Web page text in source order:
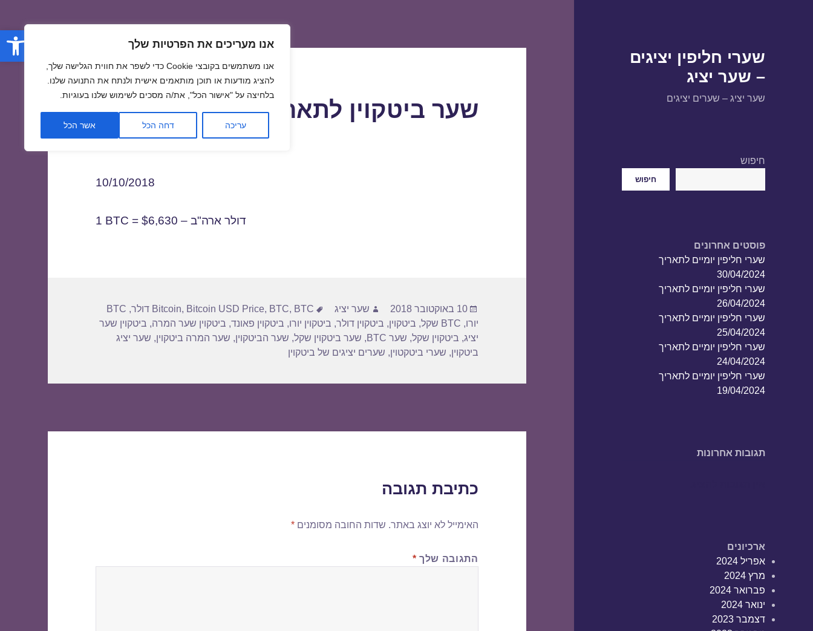
פתח אנו מעריכים את הפרטיות שלך
אנו משתמשים בקובצי Cookie כדי לשפר את חווית הגלישה שלך,
להציג מודעות או תוכן מותאמים אישית ולנתח את התנועה שלנו.
בלחיצה על "אישור הכל", את/ה מסכים לשימוש שלנו בעוגיות.
עריכה דחה הכל אשר הכל
שערי חליפין יציגים
– שער יציג
שער יציג – שערים יציגים
חיפוש
חיפוש
פוסטים אחרונים
שערי חליפין יומיים לתאריך
30/04/2024
שערי חליפין יומיים לתאריך
26/04/2024
שערי חליפין יומיים לתאריך
25/04/2024
שערי חליפין יומיים לתאריך
24/04/2024
שערי חליפין יומיים לתאריך
19/04/2024
תגובות אחרונות
ארכיונים
אפריל 2024
מרץ 2024
פברואר 2024
ינואר 2024
דצמבר 2023
שער ביטקוין לתאריך 10/10/2018
10/10/2018
1 BTC = $6,630 – דולר ארה"ב
פורסם
בתאריך
10 באוקטובר 2018 מחבר
שער יציג תגיות Bitcoin, Bitcoin USD Price, BTC, BTC דולר ,
BTC
יורו, BTC שקל , ביטקוין, ביטקוין דולר, ביטקוין יורו, ביטקוין פאונד, ביטקוין שער המרה, ביטקוין שער
יציג, ביטקוין שקל, שער BTC , שער ביטקוין שקל, שער הביטקוין, שער המרה ביטקוין, שער יציג
ביטקוין, שערי ביטקטוין, שערים יציגים של ביטקוין
כתיבת תגובה
האימייל לא יוצג באתר. שדות החובה מסומנים*
התגובה שלך *